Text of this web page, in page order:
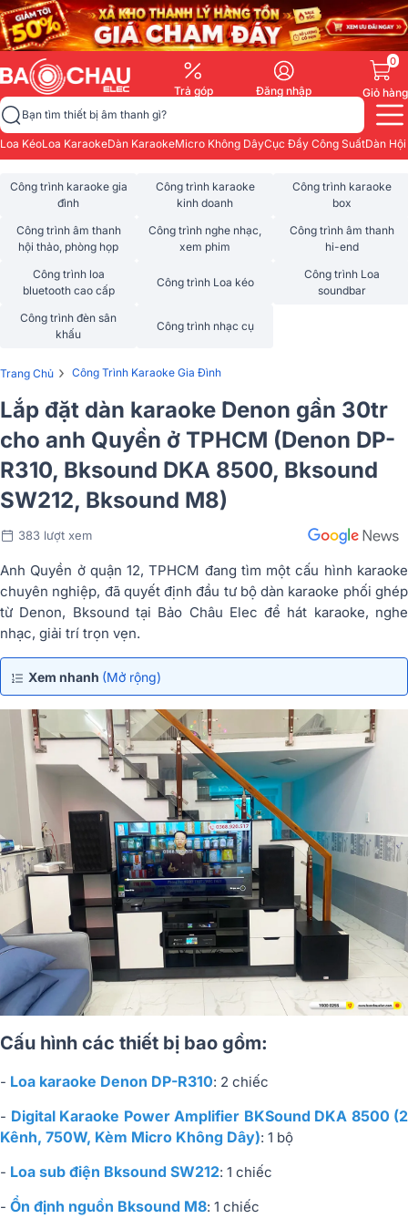
Trả góp Đăng nhập
0
Giỏ hàng
Bạn tìm thiết bị âm thanh gì?
Loa KéoLoa KaraokeDàn KaraokeMicro Không DâyCục Đẩy Công SuấtDàn
Công trình karaoke gia
đình
Công trình karaoke
kinh doanh
Công trình karaoke
box
Công trình âm thanh
hội thảo, phòng họp
Công trình nghe nhạc,
xem phim
Công trình âm thanh
hi-end
Công trình loa
bluetooth cao cấp
Công trình Loa kéo
Công trình Loa
soundbar
Công trình đèn sân
khấu
Công trình nhạc cụ
Trang Chủ › Công Trình Karaoke Gia Đình
Lắp đặt dàn karaoke Denon gần 30tr
cho anh Quyền ở TPHCM (Denon DP-
R310, Bksound DKA 8500, Bksound
SW212, Bksound M8)
383 lượt xem
Anh Quyền ở quận 12, TPHCM đang tìm một cấu hình karaoke
chuyên nghiệp, đã quyết định đầu tư bộ dàn karaoke phối ghép
từ Denon, Bksound tại Bảo Châu Elec để hát karaoke, nghe
nhạc, giải trí trọn vẹn.
Xem nhanh (Mở rộng)
Cấu hình các thiết bị bao gồm:
- Loa karaoke Denon DP-R310: 2 chiếc
- Digital Karaoke Power Amplifier BKSound DKA 8500 (2
Kênh, 750W, Kèm Micro Không Dây): 1 bộ
- Loa sub điện Bksound SW212: 1 chiếc
- Ổn định nguồn Bksound M8: 1 chiếc